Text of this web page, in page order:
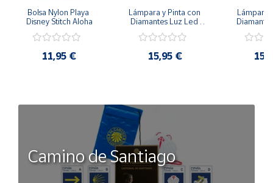
Bolsa Nylon Playa
Disney Stitch Aloha
11,95 €
Lámpara y Pinta con
Diamantes Luz Led
20cm 3 Intensidades
15,95 €
Lámpara
20cm 3
Camino de Santiago